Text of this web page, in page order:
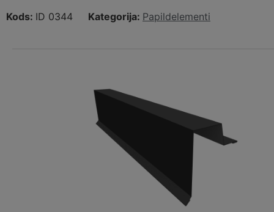
Kods: ID 0344 Kategorija: Papildelementi